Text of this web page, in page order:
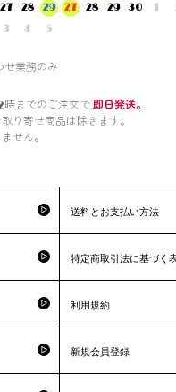
27 28
29
3 4 5
27
28 29 30 1
せ業務のみ
時までのご注文で 即日発送。
り寄せ商品は除きます。
せん。
送料とお支払い方法
特定商取引法に基づく
利用規約
新規会員登録